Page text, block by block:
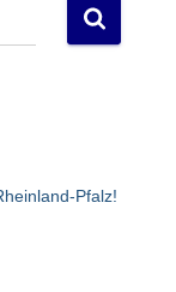
Pfalz!